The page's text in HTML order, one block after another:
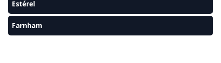
Estérel
Farnham